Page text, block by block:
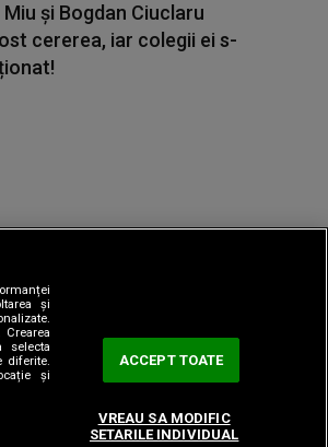
și Bogdan Ciuclaru
cererea, iar colegii ei s-
și
selecta
diferite.
și
ACCEPT TOATE
VREAU SA MODIFIC
SETARILE INDIVIDUAL